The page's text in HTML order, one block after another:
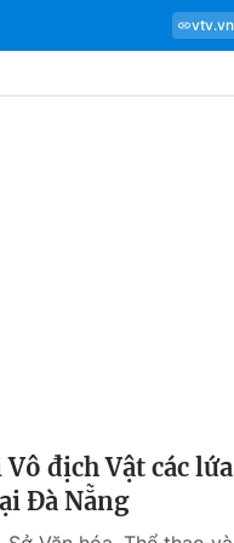
vtv.vn
Vô địch Vật các
Đà Nẵng